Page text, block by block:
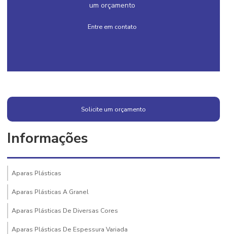
um orçamento
Entre em contato
Solicite um orçamento
Informações
Aparas Plásticas
Aparas Plásticas A Granel
Aparas Plásticas De Diversas Cores
Aparas Plásticas De Espessura Variada